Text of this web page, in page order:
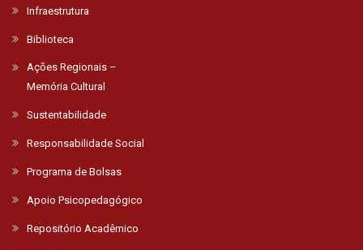
Infraestrutura
Biblioteca
Ações Regionais –
Memória Cultural
Sustentabilidade
Responsabilidade Social
Programa de Bolsas
Apoio Psicopedagógico
Repositório Acadêmico